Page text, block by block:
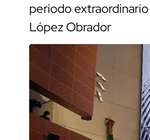
periodo
López Obrador